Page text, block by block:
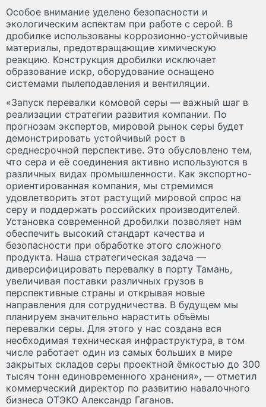
Особое внимание уделено безопасности и
экологическим аспектам при работе с серой. В
дробилке использованы коррозионно-устойчивые
материалы, предотвращающие химическую
реакцию. Конструкция дробилки исключает
образование искр, оборудование оснащено
системами пылеподавления и вентиляции.
«Запуск перевалки комовой серы — важный шаг в
реализации стратегии развития компании. По
прогнозам экспертов, мировой рынок серы будет
демонстрировать устойчивый рост в
среднесрочной перспективе. Это обусловлено тем,
что сера и её соединения активно используются в
различных видах промышленности. Как экспортно-
ориентированная компания, мы стремимся
удовлетворить этот растущий мировой спрос на
серу и поддержать российских производителей.
Установка современной дробилки позволяет нам
обеспечить высокий стандарт качества и
безопасности при обработке этого сложного
продукта. Наша стратегическая задача —
диверсифицировать перевалку в порту Тамань,
увеличивая поставки различных грузов в
перспективные страны и открывая новые
направления для сотрудничества. В будущем мы
планируем значительно нарастить объёмы
перевалки серы. Для этого у нас создана вся
необходимая техническая инфраструктура, в том
числе работает один из самых больших в мире
закрытых складов серы проектной ёмкостью до 300
тысяч тонн единовременного хранения», — отметил
коммерческий директор по развитию навалочного
бизнеса ОТЭКО Александр Гаганов.